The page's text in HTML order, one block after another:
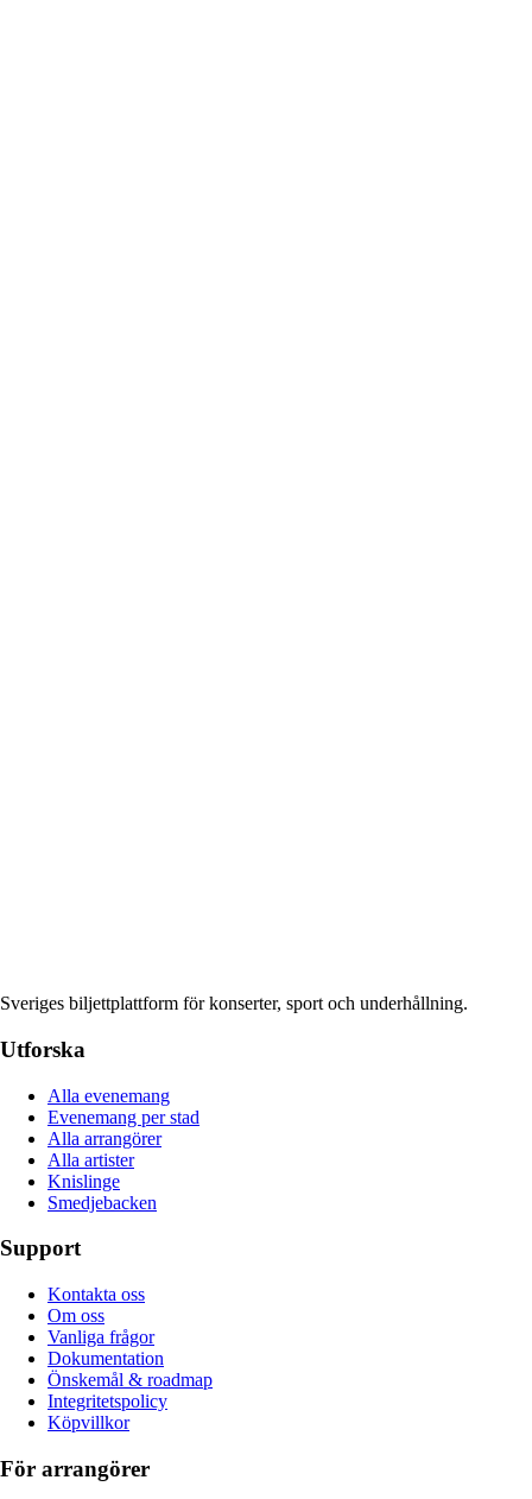
Sveriges biljettplattform för konserter, sport och underhållning.
Utforska
Alla evenemang
Evenemang per stad
Alla arrangörer
Alla artister
Knislinge
Smedjebacken
Support
Kontakta oss
Om oss
Vanliga frågor
Dokumentation
Önskemål & roadmap
Integritetspolicy
Köpvillkor
För arrangörer